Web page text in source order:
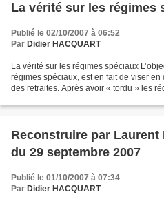
La vérité sur les régimes
Publié le 02/10/2007 à 06:52
Par Didier HACQUART
La vérité sur les régimes spéciaux
régimes spéciaux, est en fait de viser
des retraites. Après avoir « tordu » les
Reconstruire par Laurent
du 29 septembre 2007
Publié le 01/10/2007 à 07:34
Par Didier HACQUART